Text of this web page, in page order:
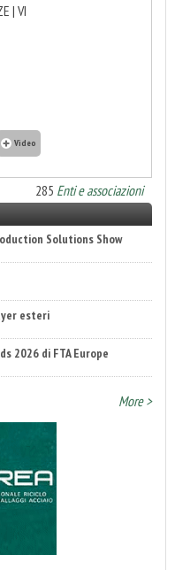
| VI
Video
285 Enti e associazioni
Solutions Show
esteri
2026 di FTA Europe
in Italia
More >